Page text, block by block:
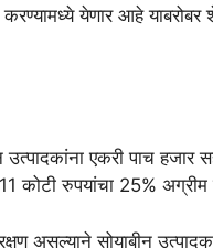
येणार आहे याबरोबर
एकरी पाच हजार
कोटी रुपयांचा 25%
असल्याने सोयाबीन